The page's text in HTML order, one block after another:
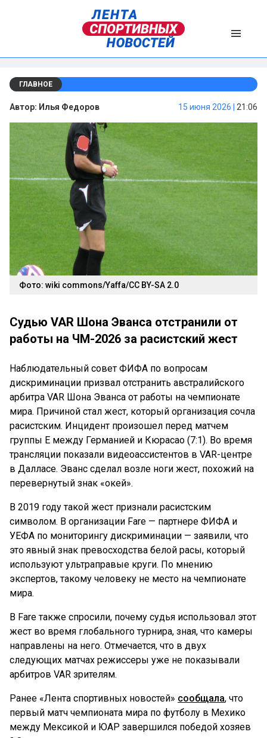
ГЛАВНОЕ
Автор: Илья Федоров 15 июня 2026 | 21:06
Фото: wiki commons/Yaffa/CC BY-SA 2.0
Судью VAR Шона Эванса отстранили от
работы на ЧМ-2026 за расистский жест
Наблюдательный совет ФИФА по вопросам
дискриминации призвал отстранить австралийского
арбитра VAR Шона Эванса от работы на чемпионате
мира. Причиной стал жест, который организация сочла
расистским. Инцидент произошел перед матчем
группы E между Германией и Кюрасао (7:1). Во время
трансляции показали видеоассистентов в VAR-центре
в Далласе. Эванс сделал возле ноги жест, похожий на
перевернутый знак «окей».
В 2019 году такой жест признали расистским
символом. В организации Fare — партнере ФИФА и
УЕФА по мониторингу дискриминации — заявили, что
это явный знак превосходства белой расы, который
используют ультраправые круги. По мнению
экспертов, такому человеку не место на чемпионате
мира.
В Fare также спросили, почему судья использовал этот
жест во время глобального турнира, зная, что камеры
направлены на него. Отмечается, что в двух
следующих матчах режиссеры уже не показывали
арбитров VAR зрителям.
Ранее «Лента спортивных новостей» сообщала, что
первый матч чемпионата мира по футболу в Мехико
между Мексикой и ЮАР завершился победой хозяев